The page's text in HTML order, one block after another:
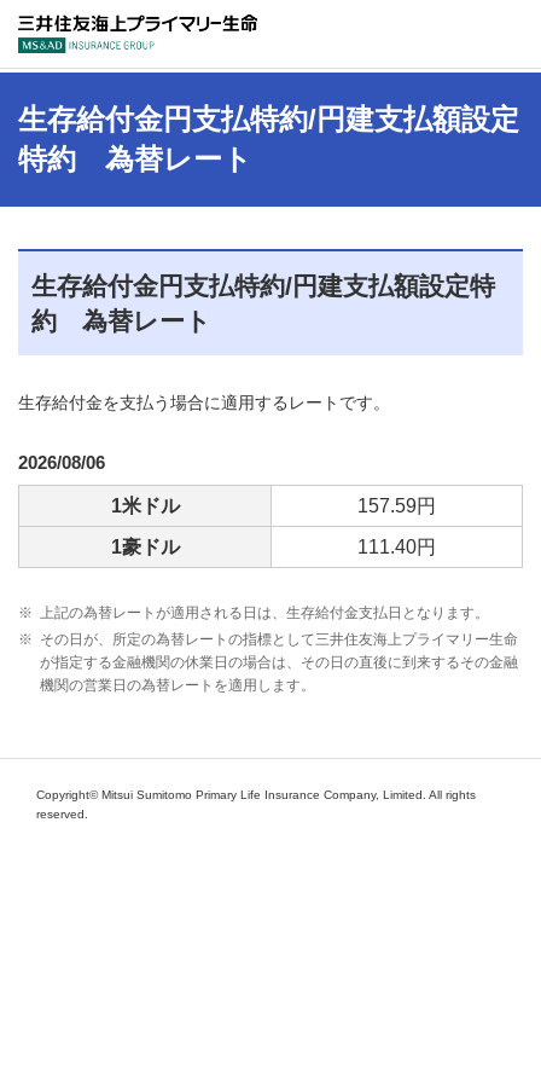
生存給付金円支払特約/円建支払額設定
特約 為替レート
生存給付金円支払特約/円建支払額設定特
約 為替レート
生存給付金を支払う場合に適用するレートです。
2026/08/06
1米ドル
157.59円
1豪ドル
111.40円
※ 上記の為替レートが適用される日は、生存給付金支払日となります。
※ その日が、所定の為替レートの指標として三井住友海上プライマリー生命
が指定する金融機関の休業日の場合は、その日の直後に到来するその金融
機関の営業日の為替レートを適用します。
Copyright© Mitsui Sumitomo Primary Life Insurance Company, Limited. All rights
reserved.